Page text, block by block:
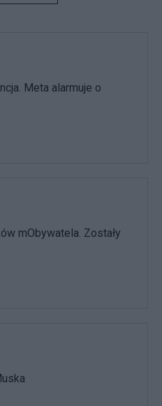
Meta alarmuje o
mObywatela. Zostały